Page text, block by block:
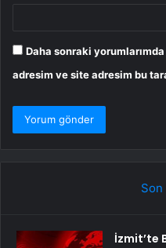
Daha sonraki
adresim ve site adresim bu
Son
İzmit’te